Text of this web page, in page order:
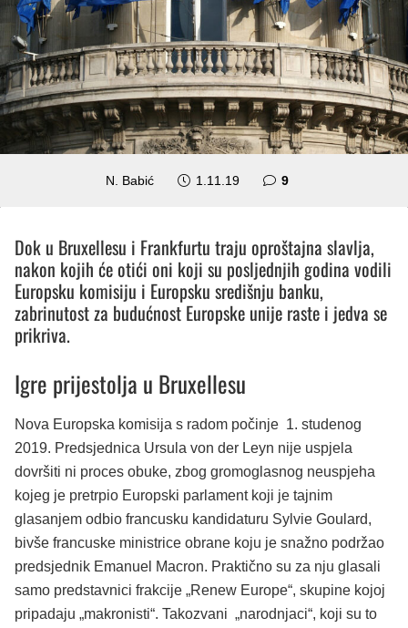
N. Babić 1.11.19 9komentara
Dok u Bruxellesu i Frankfurtu traju oproštajna slavlja,
nakon kojih će otići oni koji su posljednjih godina vodili
Europsku komisiju i Europsku središnju banku,
zabrinutost za budućnost Europske unije raste i jedva se
prikriva.
Igre prijestolja u Bruxellesu
Nova Europska komisija s radom počinje 1. studenog
2019. Predsjednica Ursula von der Leyn nije uspjela
dovršiti ni proces obuke, zbog gromoglasnog neuspjeha
kojeg je pretrpio Europski parlament koji je tajnim
glasanjem odbio francusku kandidaturu Sylvie Goulard,
bivše francuske ministrice obrane koju je snažno podržao
predsjednik Emanuel Macron. Praktično su za nju glasali
samo predstavnici frakcije „Renew Europe“, skupine kojoj
pripadaju „makronisti“. Takozvani „narodnjaci“, koji su to